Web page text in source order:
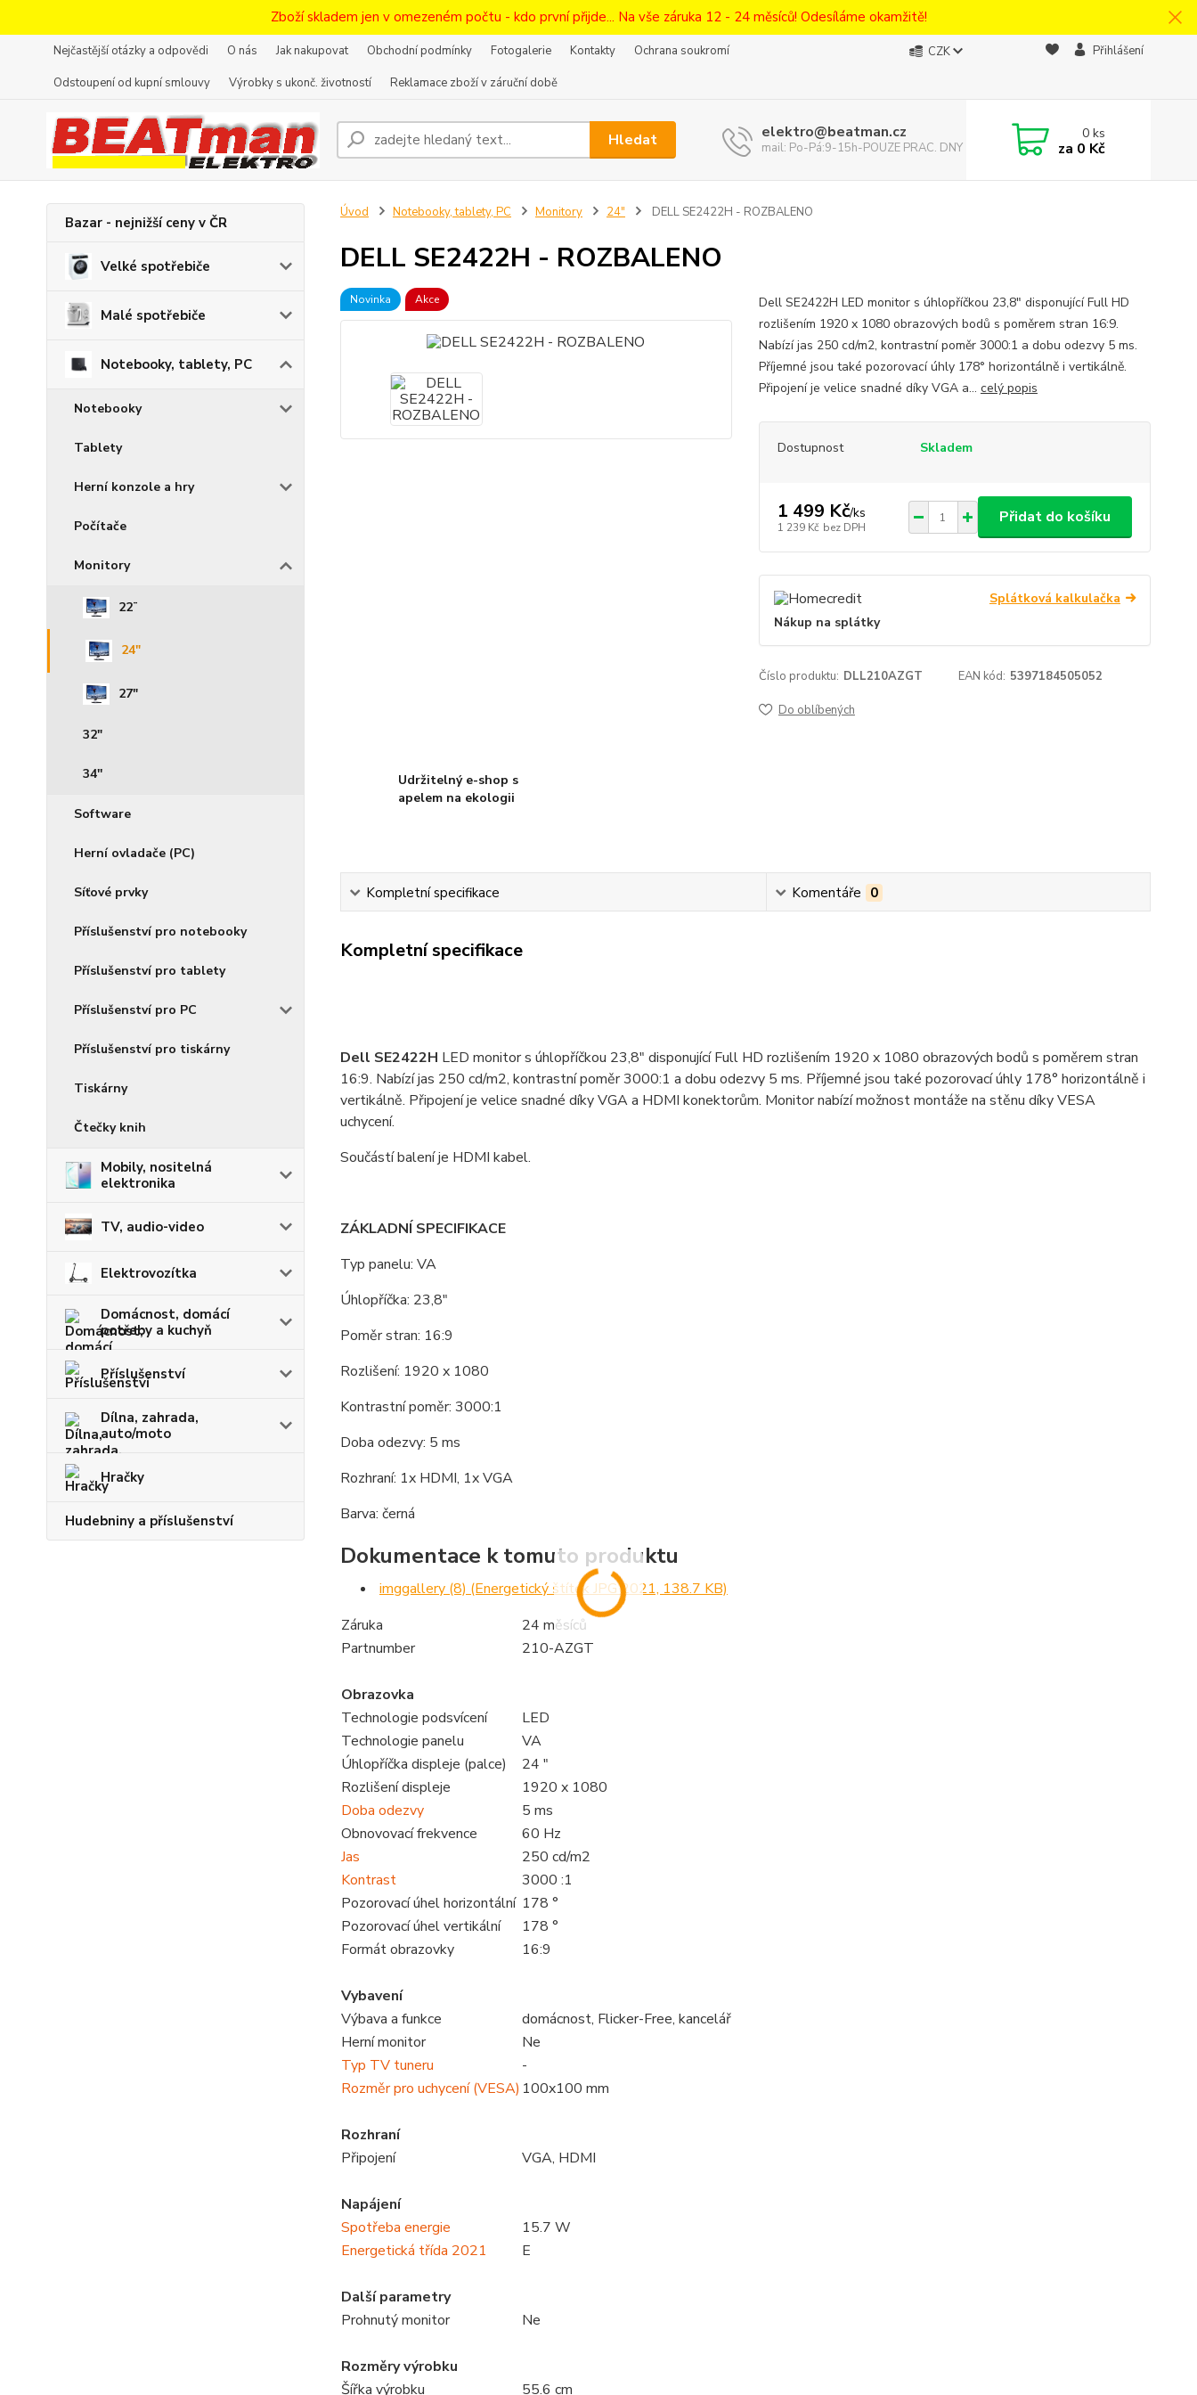
Zboží skladem jen v omezeném počtu - kdo první přijde... Na vše záruka 12 - 24 měsíců! Odesíláme okamžitě!
Nejčastější otázky a odpovědi O nás Jak nakupovat Obchodní podmínky Fotogalerie Kontakty
Ochrana soukromí
Odstoupení od kupní smlouvy
Výrobky s ukonč. životností Reklamace zboží v záruční době
CZK Přihlášení
Hledat elektro@beatman.cz
mail: Po-Pá:9-15h-POUZE PRAC. DNY
0ks
za 0 Kč
Bazar - nejnižší ceny v ČR
Velké spotřebiče
Malé spotřebiče
Notebooky, tablety, PC
Notebooky
Tablety
Herní konzole a hry
Počítače
Monitory
22¨
24"
27"
32"
34''
Software
Herní ovladače (PC)
Síťové prvky
Příslušenství pro notebooky
Příslušenství pro tablety
Příslušenství pro PC
Příslušenství pro tiskárny
Tiskárny
Čtečky knih
Mobily, nositelná
elektronika
TV, audio-video
Elektrovozítka
Domácnost, domácí
potřeby a kuchyň
Příslušenství
Dílna, zahrada,
auto/moto
Hračky
Hudebniny a příslušenství
Úvod Notebooky, tablety, PC Monitory 24" DELL SE2422H - ROZBALENO
DELL SE2422H - ROZBALENO
Novinka Akce
Dell SE2422H LED monitor s úhlopříčkou 23,8" disponující Full HD
rozlišením 1920 x 1080 obrazových bodů s poměrem stran 16:9.
Nabízí jas 250 cd/m2, kontrastní poměr 3000:1 a dobu odezvy 5 ms.
Příjemné jsou také pozorovací úhly 178° horizontálně i vertikálně.
Připojení je velice snadné díky VGA a... celý popis
Dostupnost Skladem
1 499 Kč/ks
1 239 Kč bez DPH
Přidat do košíku
Splátková kalkulačka
Nákup na splátky
Číslo produktu: DLL210AZGT EAN kód: 5397184505052
Do oblíbených
Udržitelný e-shop s
apelem na ekologii
Kompletní specifikace Komentáře 0
Kompletní specifikace
Dell SE2422H LED monitor s úhlopříčkou 23,8" disponující Full HD rozlišením 1920 x 1080 obrazových bodů s poměrem stran
16:9. Nabízí jas 250 cd/m2, kontrastní poměr 3000:1 a dobu odezvy 5 ms. Příjemné jsou také pozorovací úhly 178° horizontálně i
vertikálně. Připojení je velice snadné díky VGA a HDMI konektorům. Monitor nabízí možnost montáže na stěnu díky VESA
uchycení.
Součástí balení je HDMI kabel.
ZÁKLADNÍ SPECIFIKACE
Typ panelu: VA
Úhlopříčka: 23,8"
Poměr stran: 16:9
Rozlišení: 1920 x 1080
Kontrastní poměr: 3000:1
Doba odezvy: 5 ms
Rozhraní: 1x HDMI, 1x VGA
Barva: černá
Dokumentace k tomuto produktu
imggallery (8) (Energetický štítek JPG 2021, 138.7 KB)
Záruka
24 měsíců
Partnumber
210-AZGT
Obrazovka
Technologie podsvícení
LED
Technologie panelu
VA
Úhlopříčka displeje (palce)
24 "
Rozlišení displeje
1920 x 1080
Doba odezvy
5 ms
Obnovovací frekvence
60 Hz
Jas
250 cd/m2
Kontrast
3000 :1
Pozorovací úhel horizontální 178 °
Pozorovací úhel vertikální
178 °
Formát obrazovky
16:9
Vybavení
Výbava a funkce
domácnost, Flicker-Free, kancelář
Herní monitor
Ne
Typ TV tuneru
-
Rozměr pro uchycení (VESA) 100x100 mm
Rozhraní
Připojení
VGA, HDMI
Napájení
Spotřeba energie
15.7 W
Energetická třída 2021
E
Další parametry
Prohnutý monitor
Ne
Rozměry výrobku
Šířka výrobku
55.6 cm